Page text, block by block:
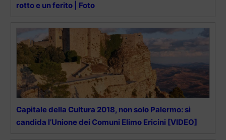
rotto e un ferito | Foto
Capitale della Cultura 2018, non solo Palermo: si
candida l’Unione dei Comuni Elimo Ericini [VIDEO]